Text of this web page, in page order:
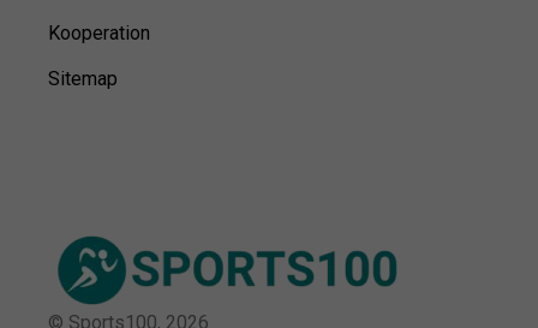
Kooperation
Sitemap
© Sports100, 2026